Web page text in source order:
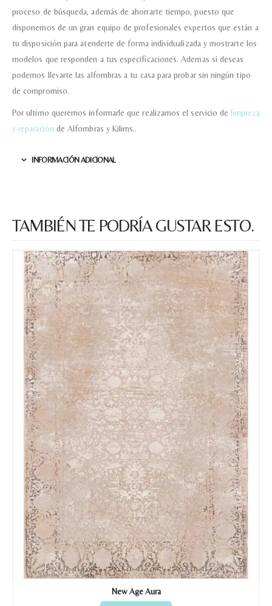
proceso de búsqueda, además de ahorrarte tiempo, puesto que
disponemos de un gran equipo de profesionales expertos que están a
tu disposición para atenderte de forma individualizada y mostrarte los
modelos que responden a tus especificaciones. Ademas si deseas
podemos llevarte las alfombras a tu casa para probar sin ningún tipo
de compromiso.
Por ultimo queremos informarle que realizamos el servicio de limpieza
y reparación de Alfombras y Kilims..
INFORMACIÓN ADICIONAL
TAMBIÉN TE PODRÍA GUSTAR ESTO.
New Age Aura